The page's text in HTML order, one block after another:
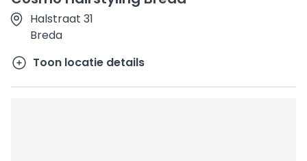
Halstraat 31
Breda
Toon locatie details